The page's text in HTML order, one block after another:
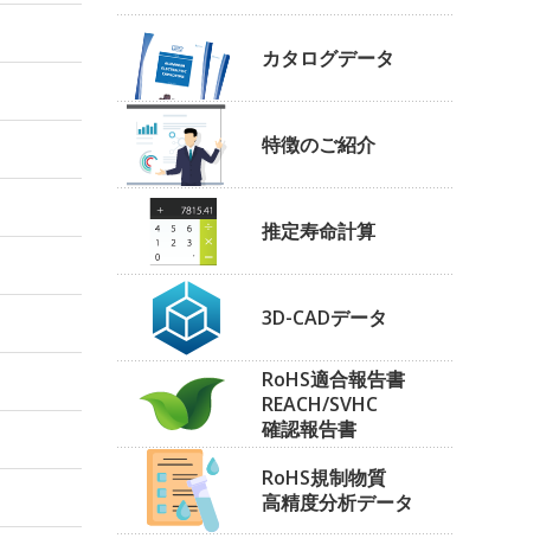
カタログデータ
特徴のご紹介
推定寿命計算
3D-CADデータ
RoHS適合報告書
REACH/SVHC
確認報告書
RoHS規制物質
高精度分析データ